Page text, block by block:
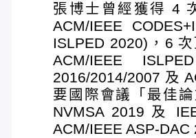
張博士曾經獲得 4
ACM/IEEE
ISLPED 2020)，6
ACM/IEEE
2016/2014/2007 及
要國際會議「最佳
NVMSA 2019 及
ACM/IEEE ASP-